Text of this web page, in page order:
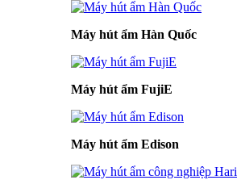
Máy hút ẩm Hàn Quốc
Máy hút ẩm FujiE
Máy hút ẩm Edison